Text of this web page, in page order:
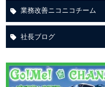
業務改善ニコニコチーム
社長ブログ